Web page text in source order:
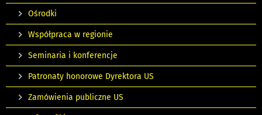
Ośrodki
Współpraca w regionie
Seminaria i konferencje
Patronaty honorowe Dyrektora US
Zamówienia publiczne US